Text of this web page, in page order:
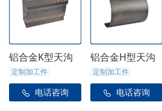
铝合金K型天沟
定制加工件
 电话咨询
铝合金H型天沟
定制加工件
 电话咨询